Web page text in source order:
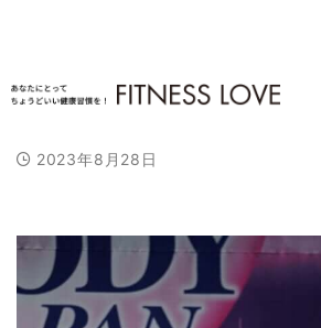
2023年8月28日